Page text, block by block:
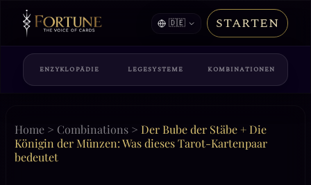
🇩🇪 STARTEN
ENZYKLOPÄDIE LEGESYSTEME KOMBINATIONEN
Home > Combinations > Der Bube der Stäbe + Die
Königin der Münzen: Was dieses Tarot-Kartenpaar
bedeutet